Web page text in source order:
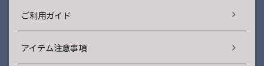
ご利用ガイド
アイテム注意事項